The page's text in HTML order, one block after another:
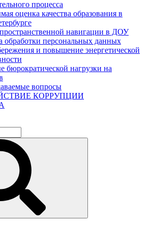
процесса
оценка качества образования в
навигации в ДОУ
обработки персональных данных
и повышение энергетической
бюрократической нагрузки на
вопросы
КОРРУПЦИИ